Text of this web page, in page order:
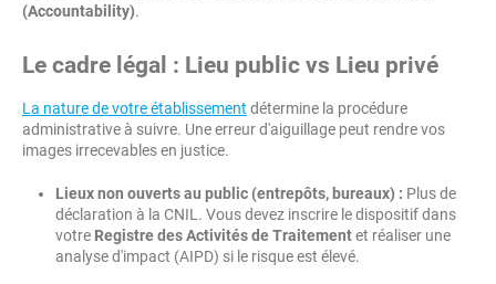
(Accountability).
Le cadre légal : Lieu public vs Lieu privé
La nature de votre établissement détermine la procédure
administrative à suivre. Une erreur d'aiguillage peut rendre vos
images irrecevables en justice.
Lieux non ouverts au public (entrepôts, bureaux) : Plus de
déclaration à la CNIL. Vous devez inscrire le dispositif dans
votre Registre des Activités de Traitementet réaliser une
analyse d'impact (AIPD) si le risque est élevé.